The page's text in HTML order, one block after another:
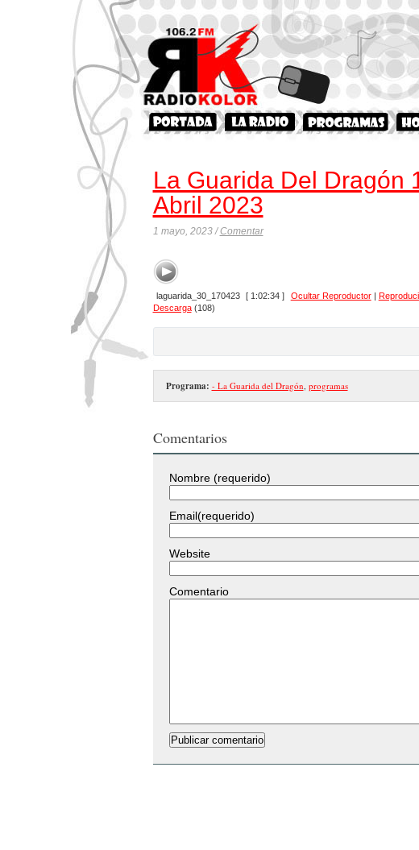
La Guarida Del Dragón
Abril 2023
1 mayo, 2023 /Comentar
laguarida_30_170423 [ 1:02:34 ] Ocultar Reproductor|
Descarga(108)
Programa: - La Guarida del Dragón programas
Comentarios
Nombre (requerido)
Email(requerido)
Website
Comentario